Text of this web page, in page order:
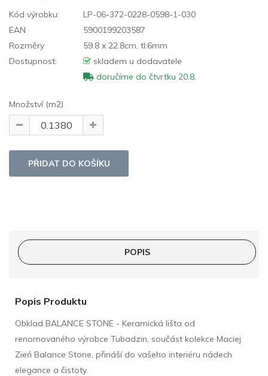
Kód výrobku:
LP-06-372-0228-0598-1-030
EAN
5900199203587
Rozměry
59.8 x 22.8cm, tl:6mm
Dostupnost:
skladem u dodavatele
doručíme do čtvrtku 20.8.
Množství (m2)
POPIS
Popis Produktu
Obklad BALANCE STONE - Keramická lišta od
renomovaného výrobce Tubadzin, součást kolekce Maciej
Zień Balance Stone, přináší do vašeho interiéru nádech
elegance a čistoty.